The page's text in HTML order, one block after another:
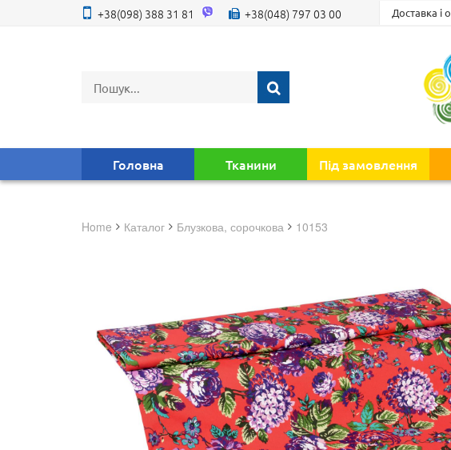
+38(098) 388 31 81 +38(048) 797 03 00 Доставка і
Головна Тканини Під замовлення
Home Каталог блузкова, сорочкова 10153